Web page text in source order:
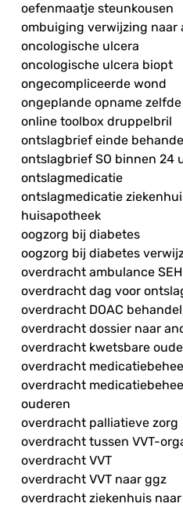
oefenmaatje steunkousen
ombuiging verwijzing naar
oncologische ulcera
oncologische ulcera biopt
ongecompliceerde wond
ongeplande opname
online toolbox druppelbril
ontslagbrief einde
ontslagbrief SO binnen 24
ontslagmedicatie
ontslagmedicatie
huisapotheek
oogzorg bij diabetes
oogzorg bij diabetes
overdracht ambulance
overdracht dag voor
overdracht DOAC
overdracht dossier naar
overdracht kwetsbare
overdracht
overdracht
ouderen
overdracht palliatieve zorg
overdracht tussen VVT-
overdracht VVT
overdracht VVT naar ggz
overdracht ziekenhuis